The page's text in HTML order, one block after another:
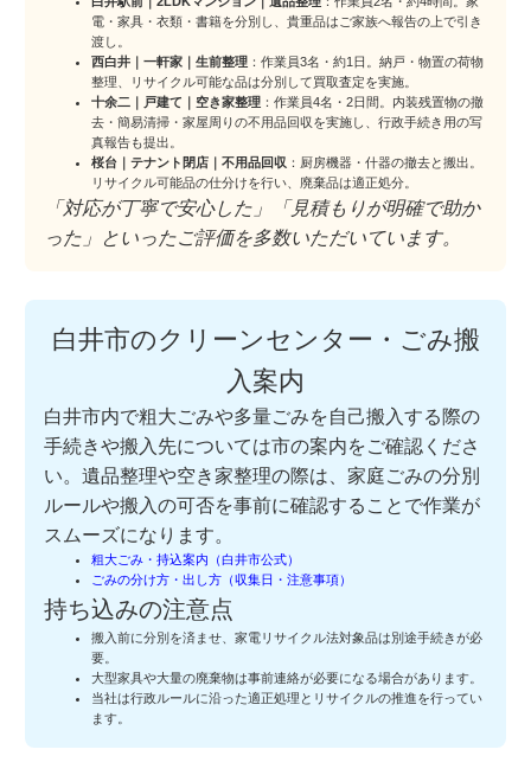
電・家具・衣類・書籍を分別し、貴重品はご家族へ報告の上で引き
渡し。
西白井｜一軒家｜生前整理 ：作業員3名・約1日。納戸・物置の荷物
整理、リサイクル可能な品は分別して買取査定を実施。
十余二｜戸建て｜空き家整理 ：作業員4名・2日間。内装残置物の撤
去・簡易清掃・家屋周りの不用品回収を実施し、行政手続き用の写
真報告も提出。
桜台｜テナント閉店｜不用品回収 ：厨房機器・什器の撤去と搬出。
リサイクル可能品の仕分けを行い、廃棄品は適正処分。
「対応が丁寧で安心した」「見積もりが明確で助か
った」といったご評価を多数いただいています。
白井市のクリーンセンター・ごみ搬
入案内
白井市内で粗大ごみや多量ごみを自己搬入する際の
手続きや搬入先については市の案内をご確認くださ
い。遺品整理や空き家整理の際は、家庭ごみの分別
ルールや搬入の可否を事前に確認することで作業が
スムーズになります。
粗大ごみ・持込案内（白井市公式）
ごみの分け方・出し方（収集日・注意事項）
持ち込みの注意点
搬入前に分別を済ませ、家電リサイクル法対象品は別途手続きが必
要。
大型家具や大量の廃棄物は事前連絡が必要になる場合があります。
当社は行政ルールに沿った適正処理とリサイクルの推進を行ってい
ます。